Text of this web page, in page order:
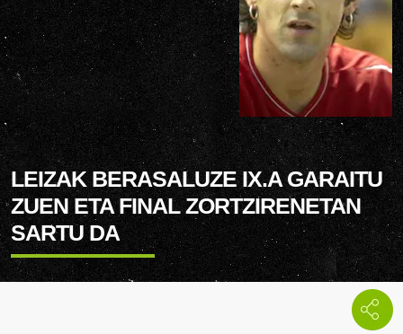
LEIZAK BERASALUZE IX.A GARAITU
ZUEN ETA FINAL ZORTZIRENETAN
SARTU DA